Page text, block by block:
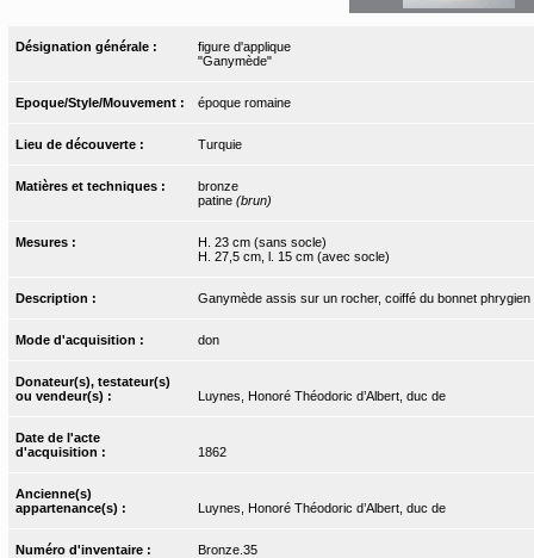
Désignation générale :
figure d'applique
"Ganymède"
Epoque/Style/Mouvement : époque romaine
Lieu de découverte : Turquie
Matières et techniques :
bronze
patine (brun)
Mesures :
H. 23 cm (sans socle)
H. 27,5 cm, l. 15 cm (avec socle)
Description : Ganymède assis sur un rocher, coiffé du bonnet
Mode d'acquisition : don
Donateur(s), testateur(s)
ou vendeur(s) :
Luynes, Honoré Théodoric d’Albert, duc de
Date de l'acte
d'acquisition :
1862
Ancienne(s)
appartenance(s) :
Luynes, Honoré Théodoric d’Albert, duc de
Numéro d'inventaire : Bronze.35